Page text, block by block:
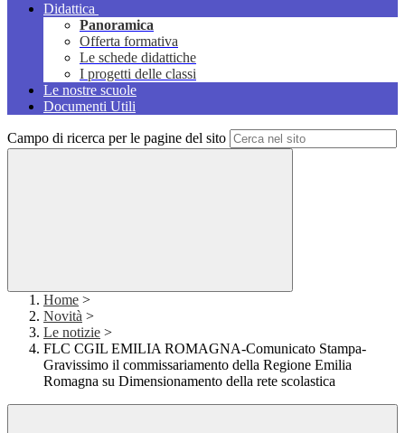
Didattica
Panoramica
Offerta formativa
Le schede didattiche
I progetti delle classi
Le nostre scuole
Documenti Utili
Campo di ricerca per le pagine del sito
Home >
Novità >
Le notizie >
FLC CGIL EMILIA ROMAGNA-Comunicato Stampa-
Gravissimo il commissariamento della Regione Emilia
Romagna su Dimensionamento della rete scolastica